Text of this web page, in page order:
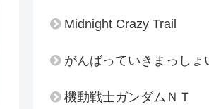
Midnight Crazy Trail
がんばっていきまっしょ
機動戦士ガンダムＮＴ